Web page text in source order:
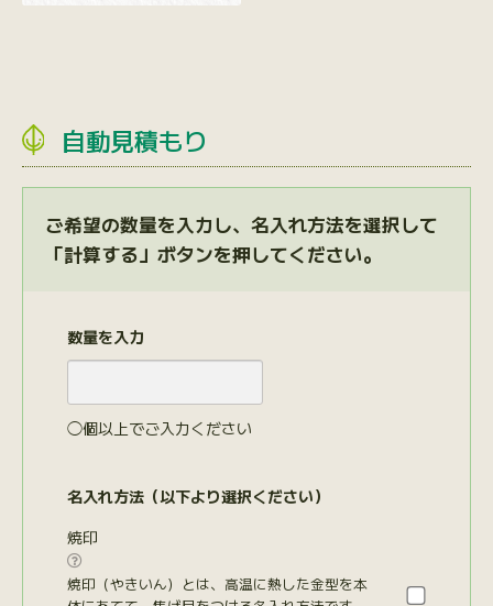
自動見積もり
ご希望の数量を入力し、名入れ方法を選択して
「計算する」ボタンを押してください。
数量を入力
◯個以上でご入力ください
名入れ方法（以下より選択ください）
焼印

焼印（やきいん）とは、高温に熱した金型を本